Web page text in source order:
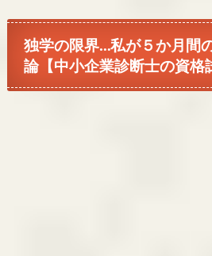
独学の限界…私が５か月間
論【中小企業診断士の資格